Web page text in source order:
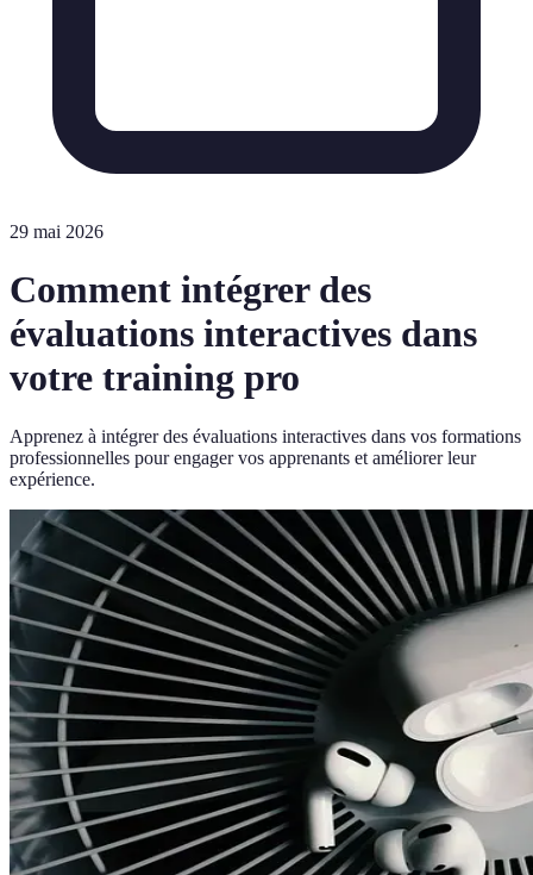
29 mai 2026
Comment intégrer des
évaluations interactives dans
votre training pro
Apprenez à intégrer des évaluations interactives dans vos formations
professionnelles pour engager vos apprenants et améliorer leur
expérience.